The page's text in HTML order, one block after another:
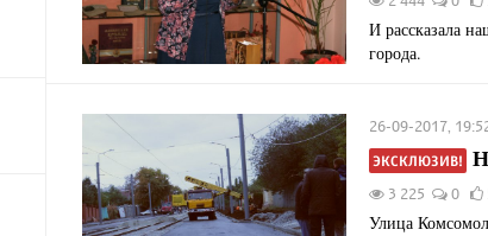
И рассказала
города.
26-09-2017,
ЭКСКЛЮЗИВ!
3 225 0
Улица